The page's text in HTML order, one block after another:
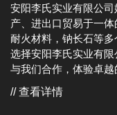
安阳李氏实业有限公
产、进出口贸易于一
耐火材料，钠长石等多
选择安阳李氏实业有限
与我们合作，体验卓越
// 查看详情